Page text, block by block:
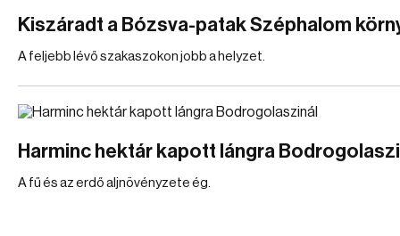
Kiszáradt a Bózsva-patak Széphalom
A feljebb lévő szakaszokon jobb a helyzet.
Harminc hektár kapott lángra
A fű és az erdő aljnövényzete ég.